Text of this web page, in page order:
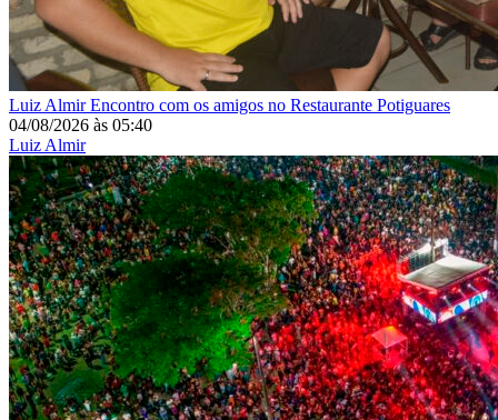
Luiz AlmirEncontro com os amigos no Restaurante Potiguares
04/08/2026 às 05:40
Luiz Almir